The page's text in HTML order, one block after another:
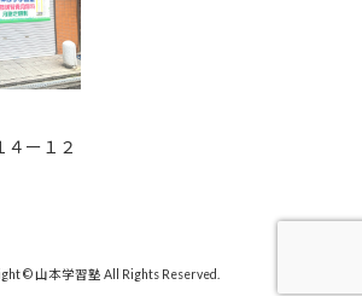
４ー１２
© 山本学習塾 All Rights Reserved.